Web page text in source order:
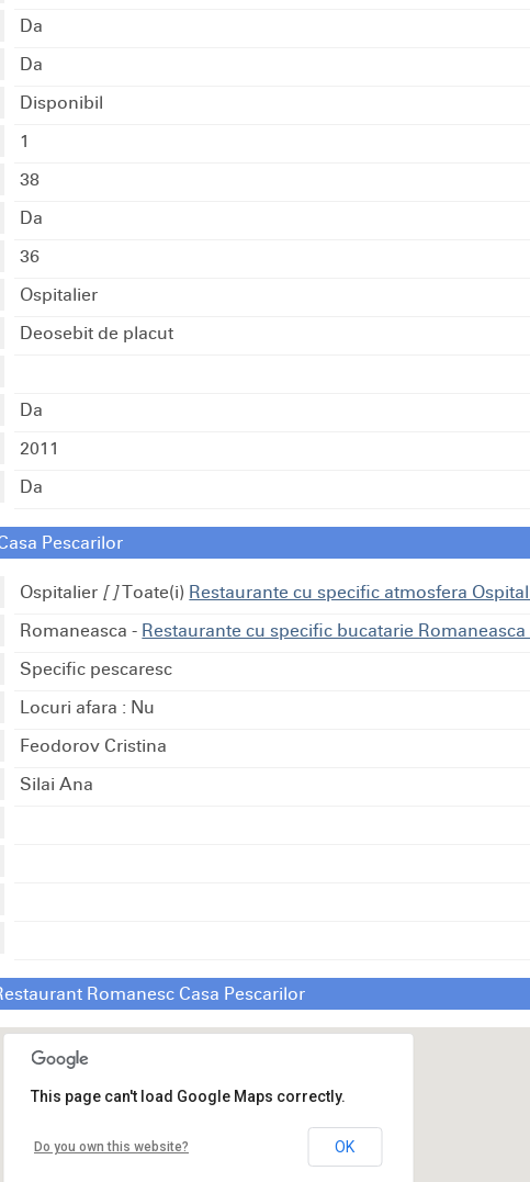
Da
Da
Disponibil
1
38
Da
36
Ospitalier
Deosebit de placut
Da
2011
Da
Pescarilor
Ospitalier [ ]Toate(i) Restaurante cu specific atmosfera
Romaneasca - Restaurante cu specific bucatarie Romaneasca
Specific pescaresc
Locuri afara : Nu
Feodorov Cristina
Silai Ana
Romanesc Casa Pescarilor
Restaurant Romanesc Casa Pescarilor
This page can't load Google Maps correctly.
Do you own this website? OK